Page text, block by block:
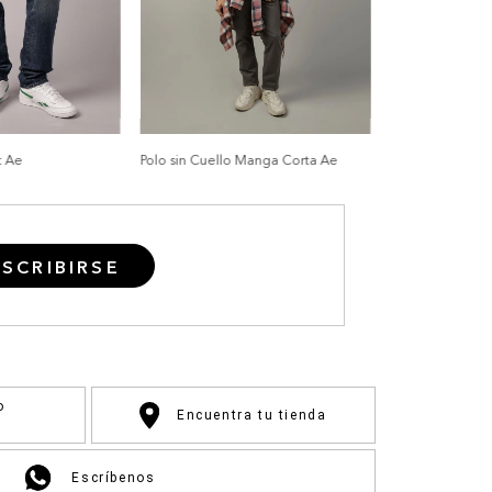
Ae Polo sin Cuello Manga Corta Ae
Encuentra tu tienda
Escríbenos